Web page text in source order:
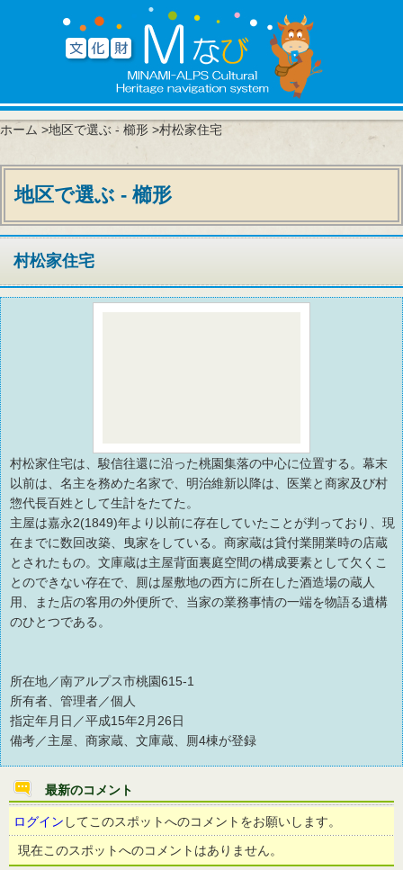
ホーム >地区で選ぶ - 櫛形 >村松家住宅
地区で選ぶ - 櫛形
村松家住宅
村松家住宅は、駿信往還に沿った桃園集落の中心に位置する。幕末
以前は、名主を務めた名家で、明治維新以降は、医業と商家及び村
惣代長百姓として生計をたてた。
主屋は嘉永2(1849)年より以前に存在していたことが判っており、現
在までに数回改築、曳家をしている。商家蔵は貸付業開業時の店蔵
とされたもの。文庫蔵は主屋背面裏庭空間の構成要素として欠くこ
とのできない存在で、厠は屋敷地の西方に所在した酒造場の蔵人
用、また店の客用の外便所で、当家の業務事情の一端を物語る遺構
のひとつである。
所在地／南アルプス市桃園615-1
所有者、管理者／個人
指定年月日／平成15年2月26日
備考／主屋、商家蔵、文庫蔵、厠4棟が登録
最新のコメント
ログイン してこのスポットへのコメントをお願いします。
現在このスポットへのコメントはありません。